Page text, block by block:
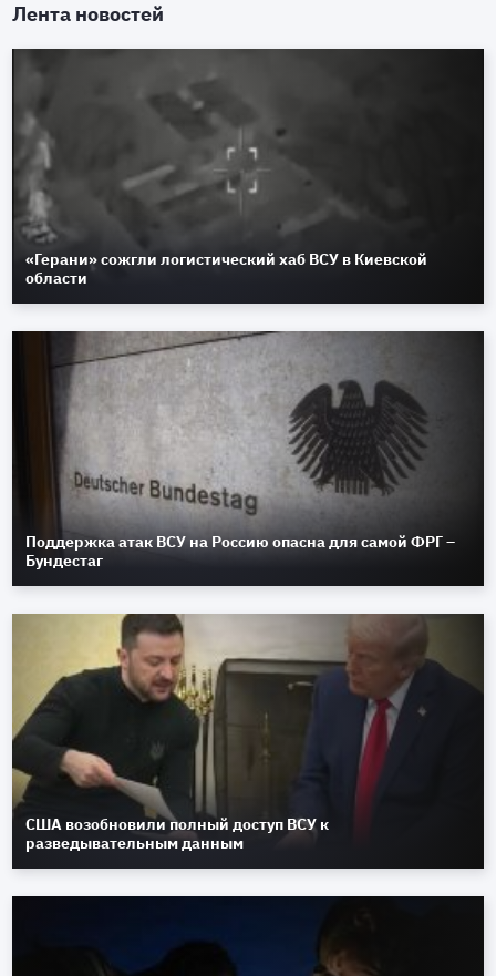
Лента новостей
«Герани» сожгли логистический хаб ВСУ в Киевской
области
Поддержка атак ВСУ на Россию опасна для самой ФРГ –
Бундестаг
США возобновили полный доступ ВСУ к
разведывательным данным